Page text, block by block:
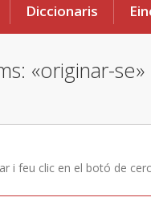
Diccionaris
«originar-se»
i feu clic en el botó de